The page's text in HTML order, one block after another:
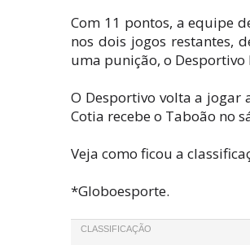
Com 11 pontos, a equipe
nos dois jogos restantes,
uma punição, o
O Desportivo volta a jogar
Cotia recebe o Taboão no
Veja como ficou a
*Globoesporte.
CLASSIFICAÇÃO